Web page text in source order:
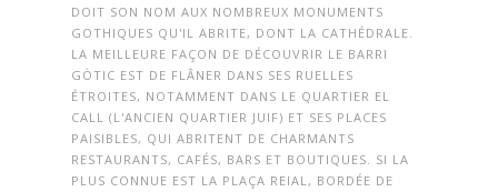
DOIT SON NOM AUX NOMBREUX MONUMENTS
GOTHIQUES QU'IL ABRITE, DONT LA CATHÉDRALE.
LA MEILLEURE FAÇON DE DÉCOUVRIR LE BARRI
GÒTIC EST DE FLÂNER DANS SES RUELLES
ÉTROITES, NOTAMMENT DANS LE QUARTIER EL
CALL (L'ANCIEN QUARTIER JUIF) ET SES PLACES
PAISIBLES, QUI ABRITENT DE CHARMANTS
RESTAURANTS, CAFÉS, BARS ET BOUTIQUES. SI LA
PLUS CONNUE EST LA PLAÇA REIAL, BORDÉE DE